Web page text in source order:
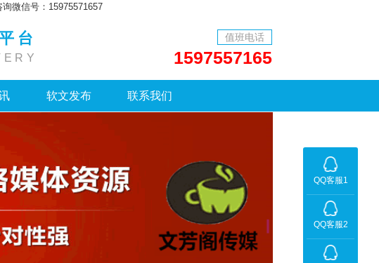
微信号：15975571657
台 值班电话
1597557165
软文发布 联系我们
QQ客服1
QQ客服2